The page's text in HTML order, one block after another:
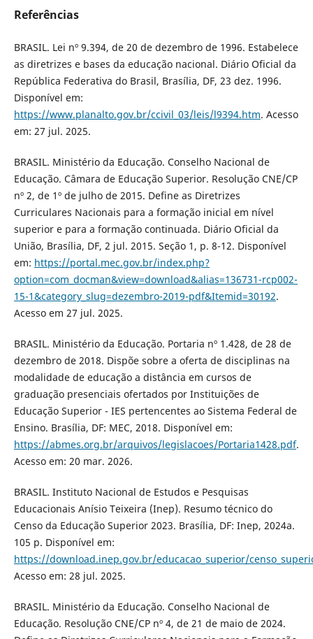
Referências
BRASIL. Lei nº 9.394, de 20 de dezembro de 1996. Estabelece
as diretrizes e bases da educação nacional. Diário Oficial da
República Federativa do Brasil, Brasília, DF, 23 dez. 1996.
Disponível em:
https://www.planalto.gov.br/ccivil_03/leis/l9394.htm. Acesso
em: 27 jul. 2025.
BRASIL. Ministério da Educação. Conselho Nacional de
Educação. Câmara de Educação Superior. Resolução CNE/CP
nº 2, de 1º de julho de 2015. Define as Diretrizes
Curriculares Nacionais para a formação inicial em nível
superior e para a formação continuada. Diário Oficial da
União, Brasília, DF, 2 jul. 2015. Seção 1, p. 8-12. Disponível
em: https://portal.mec.gov.br/index.php?
option=com_docman&view=download&alias=136731-rcp002-
15-1&category_slug=dezembro-2019-pdf&Itemid=30192.
Acesso em 27 jul. 2025.
BRASIL. Ministério da Educação. Portaria nº 1.428, de 28 de
dezembro de 2018. Dispõe sobre a oferta de disciplinas na
modalidade de educação a distância em cursos de
graduação presenciais ofertados por Instituições de
Educação Superior - IES pertencentes ao Sistema Federal de
Ensino. Brasília, DF: MEC, 2018. Disponível em:
https://abmes.org.br/arquivos/legislacoes/Portaria1428.pdf.
Acesso em: 20 mar. 2026.
BRASIL. Instituto Nacional de Estudos e Pesquisas
Educacionais Anísio Teixeira (Inep). Resumo técnico do
Censo da Educação Superior 2023. Brasília, DF: Inep, 2024a.
105 p. Disponível em:
https://download.inep.gov.br/educacao_superior/
Acesso em: 28 jul. 2025.
BRASIL. Ministério da Educação. Conselho Nacional de
Educação. Resolução CNE/CP nº 4, de 21 de maio de 2024.